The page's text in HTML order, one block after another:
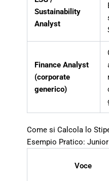
Sustainability
Analyst
Finance Analyst
(corporate
generico)
Come si Calcola lo
Esempio Pratico:
Voce